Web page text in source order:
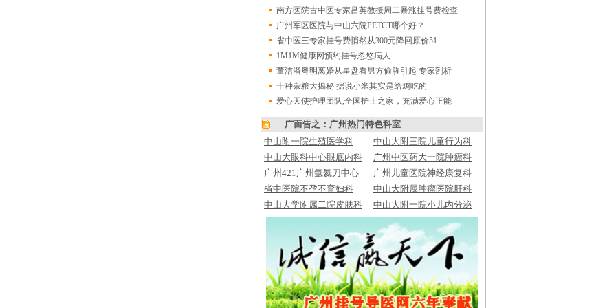
南方医院古中医专家吕英教授周二暴涨挂号费检查
广州军区医院与中山六院PETCT哪个好？
省中医三专家挂号费悄然从300元降回原价51
1M1M健康网预约挂号忽悠病人
董洁潘粤明离婚从星盘看男方偷腥引起 专家剖析
十种杂粮大揭秘 据说小米其实是给鸡吃的
爱心天使护理团队,全国护士之家，充满爱心正能
广而告之：广州热门特色科室
中山附一院生殖医学科
中山大附三院儿童行为科
中山大眼科中心眼底内科
广州中医药大一院肿瘤科
广州421广州氩氦刀中心
广州儿童医院神经康复科
省中医院不孕不育妇科
中山大附属肿瘤医院肝科
中山大学附属二院皮肤科
中山大附一院小儿内分泌